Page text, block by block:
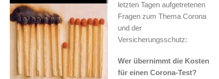
letzten Tagen aufgetretenen
Fragen zum Thema Corona
und der
Versicherungsschutz:
Wer übernimmt die Kosten
für einen Corona-Test?